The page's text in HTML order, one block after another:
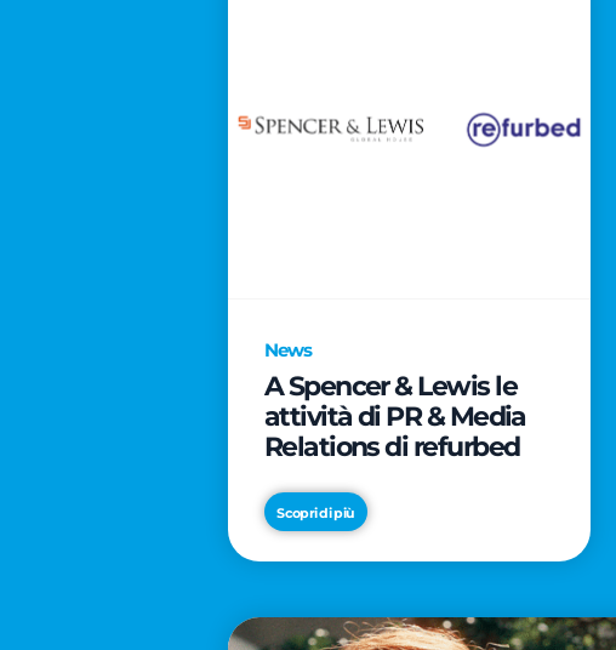
News
A Spencer & Lewis le
attività di PR & Media
Relations di refurbed
Scopri di più